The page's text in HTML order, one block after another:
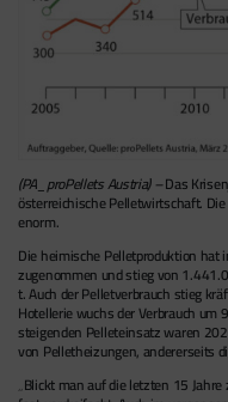
(PA_proPellets Austria) –Das
österreichische Pelletwirtschaft.
enorm.
Die heimische Pelletproduktion
zugenommen und stieg von
t. Auch der Pelletverbrauch stieg
Hotellerie wuchs der Verbrauch um
steigenden Pelleteinsatz waren
von Pelletheizungen, andererseits
„Blickt man auf die letzten 15